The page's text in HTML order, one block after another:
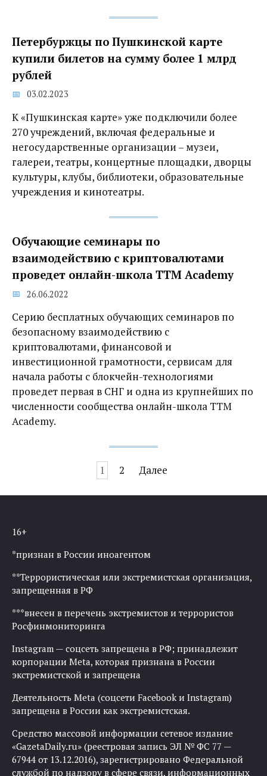
Петербуржцы по Пушкинской карте
купили билетов на сумму более 1 млрд
рублей
03.02.2023
К «Пушкинская карте» уже подключили более
270 учреждений, включая федеральные и
негосударственные организации – музеи,
галереи, театры, концертные площадки, дворцы
культуры, клубы, библиотеки, образовательные
учреждения и кинотеатры.
Обучающие семинары по
взаимодействию с криптовалютами
проведет онлайн-школа TTM Academy
26.06.2022
Серию бесплатных обучающих семинаров по
безопасному взаимодействию с
криптовалютами, финансовой и
инвестиционной грамотности, сервисам для
начала работы с блокчейн-технологиями
проведет первая в СНГ и одна из крупнейших по
численности сообщества онлайн-школа TTM
Academy.
записям
1 2 Далее
16+
*признан в России иноагентом
**Террористическая или экстремистская организация,
запрещенная в РФ
***внесен в перечень экстремистов и террористов
Росфинмониторинга
Instagram — соцсеть запрещена в РФ; принадлежит
корпорации Meta, которая признана в России
экстремистской и запрещена
Деятельность Meta (соцсети Facebook и Instagram)
запрещена в России как экстремистская.
Средство массовой информации сетевое издание
«GazetaDaily.ru» (реестровая запись ЭЛ № ФС 77 —
67944 от 13.12.2016), зарегистрировано Федеральной
службой по надзору в сфере связи, информационных